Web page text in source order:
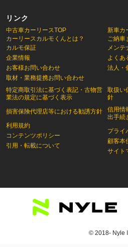
リンク
中古車カーリースTOP
カーリースカルモくんとは？
新車カ
ご納車
カルモ保証
企業情報
お客様お問い合わせ
取材・業務提携お問い合わせ
特定商取引法に基づく表記・古物営
業法の規定に基づく表示
損害保険代理店等における勧誘方針
利用規約
コンテンツポリシー
引用・転載について
メンテ
よくあ
法人・
取扱い
針
信用情
出手続
プライ
顧客本
サイト
© 2018- Nyle